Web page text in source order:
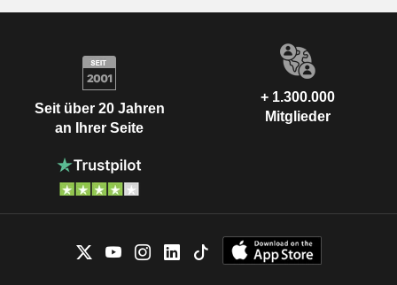
Seit über 20 Jahren
an Ihrer Seite
+ 1.300.000
Mitglieder